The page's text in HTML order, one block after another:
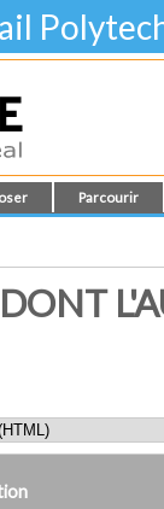
Parcourir